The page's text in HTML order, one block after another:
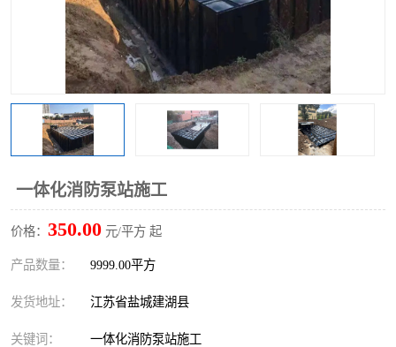
一体化消防泵站施工
价格： 350.00 元/平方 起
产品数量： 9999.00平方
发货地址： 江苏省盐城建湖县
关键词： 一体化消防泵站施工